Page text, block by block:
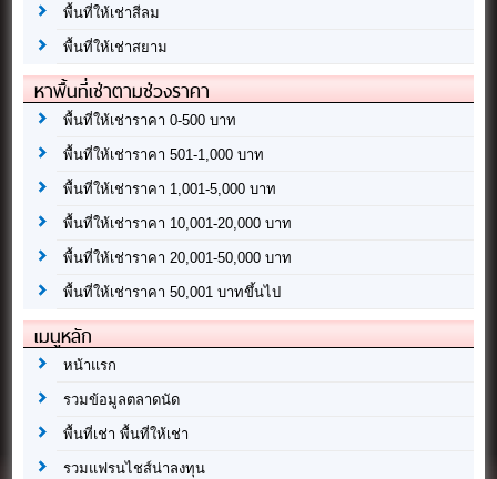
พื้นที่ให้เช่าสีลม
พื้นที่ให้เช่าสยาม
หาพื้นที่เช่าตามช่วงราคา
พื้นที่ให้เช่าราคา 0-500 บาท
พื้นที่ให้เช่าราคา 501-1,000 บาท
พื้นที่ให้เช่าราคา 1,001-5,000 บาท
พื้นที่ให้เช่าราคา 10,001-20,000 บาท
พื้นที่ให้เช่าราคา 20,001-50,000 บาท
พื้นที่ให้เช่าราคา 50,001 บาทขึ้นไป
เมนูหลัก
หน้าแรก
รวมข้อมูลตลาดนัด
พื้นที่เช่า พื้นที่ให้เช่า
รวมแฟรนไชส์น่าลงทุน